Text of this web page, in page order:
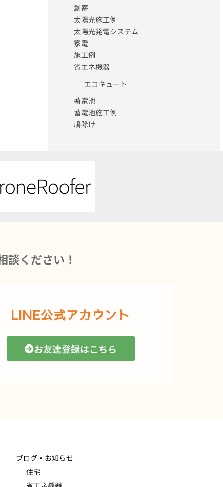
創蓄
太陽光施工例
太陽光発電システム
家電
施工例
省エネ機器
エコキュート
蓄電池
蓄電池施工例
鳩除け
談ください！
LINE公式アカウント
お友達登録はこちら
ブログ・お知らせ
住宅